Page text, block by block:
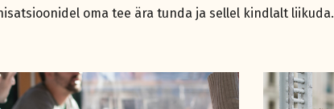
oma tee ära tunda ja sellel kindlalt liikuda.